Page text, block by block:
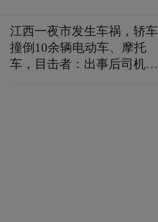
江西一夜市发生车祸，轿车
撞倒10余辆电动车、摩托
车，目击者：出事后司机一